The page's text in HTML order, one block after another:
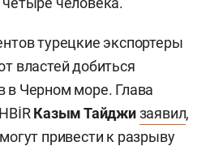
турецкие экспортеры
властей добиться
в Черном море. Глава
Казым Тайджизаявил,
привести к разрыву